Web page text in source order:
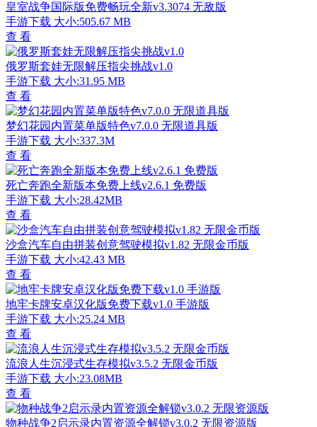
皇室战争国际版免费畅玩全新v3.3074 无敌版
手游下载 大小:505.67 MB
查 看
俄罗斯套娃无限解压指尖挑战v1.0
手游下载 大小:31.95 MB
查 看
梦幻花园内置菜单版特色v7.0.0 无限道具版
手游下载 大小:337.3M
查 看
死亡奔跑全新版本免费上线v2.6.1 免费版
手游下载 大小:28.42MB
查 看
沙盒汽车自由拼装创意驾驶模拟v1.82 无限金币版
手游下载 大小:42.43 MB
查 看
地牢卡牌安卓汉化版免费下载v1.0 手游版
手游下载 大小:25.24 MB
查 看
流浪人生沉浸式生存模拟v3.5.2 无限金币版
手游下载 大小:23.08MB
查 看
物种战争2启示录内置资源全解锁v3.0.2 无限资源版